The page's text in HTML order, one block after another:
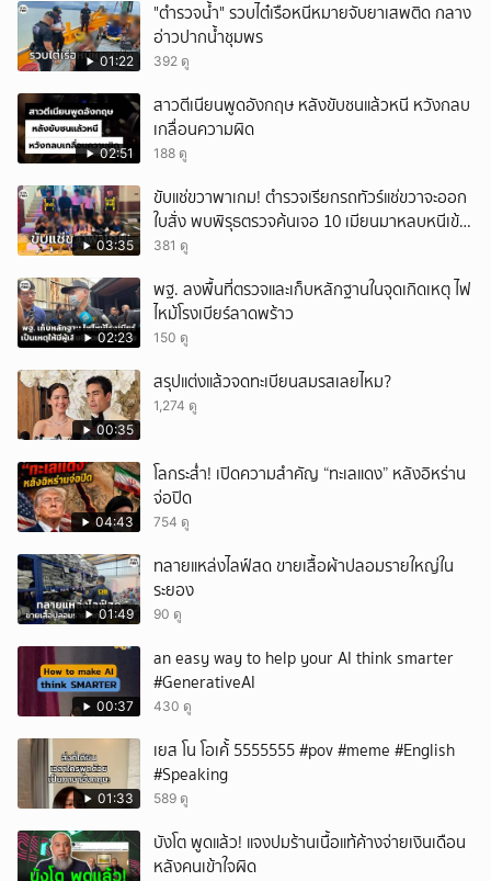
01:22
"ตำรวจน้ำ" รวบไต๋เรือหนีหมายจับยาเสพติด กลาง
อ่าวปากน้ำชุมพร
392 ดู
02:51
สาวตีเนียนพูดอังกฤษ หลังขับชนแล้วหนี หวังกลบ
เกลื่อนความผิด
188 ดู
03:35
ขับแช่ขวาพาเกม! ตำรวจเรียกรถทัวร์แช่ขวาจะออก
ใบสั่ง พบพิรุธตรวจค้นเจอ 10 เมียนมาหลบหนีเข้า
เมือง
381 ดู
02:23
พฐ. ลงพื้นที่ตรวจและเก็บหลักฐานในจุดเกิดเหตุ ไฟ
ไหม้โรงเบียร์ลาดพร้าว
150 ดู
00:35
สรุปแต่งแล้วจดทะเบียนสมรสเลยไหม?
1,274 ดู
04:43
โลกระส่ำ! เปิดความสำคัญ “ทะเลแดง” หลังอิหร่าน
จ่อปิด
754 ดู
01:49
ทลายแหล่งไลฟ์สด ขายเสื้อผ้าปลอมรายใหญ่ใน
ระยอง
90 ดู
00:37
an easy way to help your AI think smarter
#GenerativeAI
430 ดู
01:33
เยส โน โอเค้้้้ 5555555 #pov #meme #English
#Speaking
589 ดู
บังโต พูดแล้ว! แจงปมร้านเนื้อแท้ค้างจ่ายเงินเดือน
หลังคนเข้าใจผิด